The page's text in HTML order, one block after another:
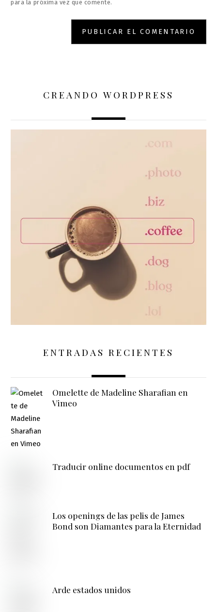
para la próxima vez que comente.
CREANDO WORDPRESS
ENTRADAS RECIENTES
Omelette de Madeline Sharafian en
Vimeo
Traducir online documentos en pdf
Los openings de las pelis de James
Bond son Diamantes para la Eternidad
Arde estados unidos